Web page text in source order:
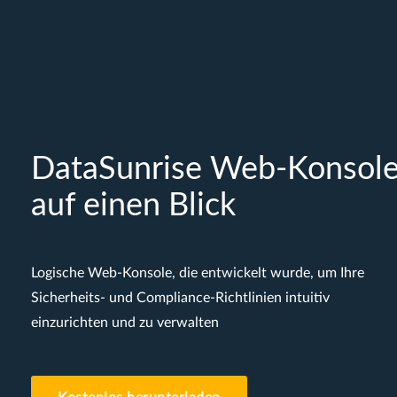
DataSunrise Web-
auf einen Blick
Logische Web-Konsole, die entwickelt wurde, um Ihre
Sicherheits- und Compliance-Richtlinien intuitiv
einzurichten und zu verwalten